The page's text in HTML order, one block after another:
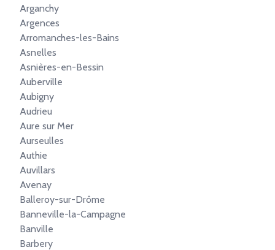
Arganchy
Argences
Arromanches-les-Bains
Asnelles
Asnières-en-Bessin
Auberville
Aubigny
Audrieu
Aure sur Mer
Aurseulles
Authie
Auvillars
Avenay
Balleroy-sur-Drôme
Banneville-la-Campagne
Banville
Barbery